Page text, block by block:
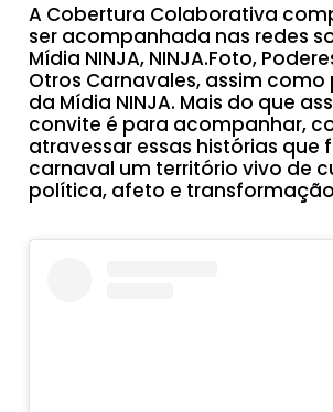
A Cobertura Colaborativa
ser acompanhada nas redes
Mídia NINJA, NINJA.Foto,
Otros Carnavales, assim
da Mídia NINJA. Mais do que
convite é para acompanhar,
atravessar essas histórias que
carnaval um território vivo de
política, afeto e